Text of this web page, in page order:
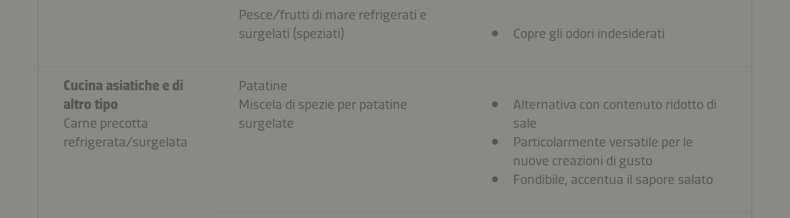
Pesce/frutti di mare refrigerati e
surgelati (speziati)
Copre gli odori indesiderati
Cucina asiatiche e di
altro tipo
Carne precotta
refrigerata/surgelata
Patatine
Miscela di spezie per patatine
surgelate
Alternativa con contenuto ridotto di
sale
Particolarmente versatile per le
nuove creazioni di gusto
Fondibile, accentua il sapore salato